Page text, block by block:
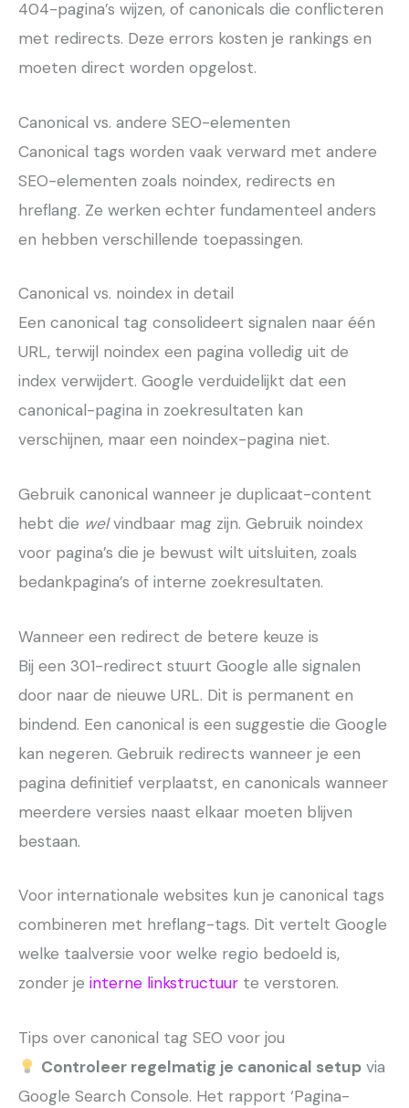
404-pagina’s wijzen, of canonicals die conflicteren
met redirects. Deze errors kosten je rankings en
moeten direct worden opgelost.
Canonical vs. andere SEO-elementen
Canonical tags worden vaak verward met andere
SEO-elementen zoals noindex, redirects en
hreflang. Ze werken echter fundamenteel anders
en hebben verschillende toepassingen.
Canonical vs. noindex in detail
Een canonical tag consolideert signalen naar één
URL, terwijl noindex een pagina volledig uit de
index verwijdert. Google verduidelijkt dat een
canonical-pagina in zoekresultaten kan
verschijnen, maar een noindex-pagina niet.
Gebruik canonical wanneer je duplicaat-content
hebt die welvindbaar mag zijn. Gebruik noindex
voor pagina’s die je bewust wilt uitsluiten, zoals
bedankpagina’s of interne zoekresultaten.
Wanneer een redirect de betere keuze is
Bij een 301-redirect stuurt Google alle signalen
door naar de nieuwe URL. Dit is permanent en
bindend. Een canonical is een suggestie die Google
kan negeren. Gebruik redirects wanneer je een
pagina definitief verplaatst, en canonicals wanneer
meerdere versies naast elkaar moeten blijven
bestaan.
Voor internationale websites kun je canonical tags
combineren met hreflang-tags. Dit vertelt Google
welke taalversie voor welke regio bedoeld is,
zonder je interne linkstructuur te verstoren.
Tips over canonical tag SEO voor jou
Controleer regelmatig je canonical setupvia
Google Search Console. Het rapport ‘Pagina-